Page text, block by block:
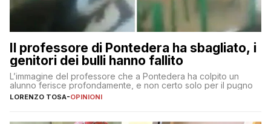
Il professore di Pontedera ha sbagliato, i
genitori dei bulli hanno fallito
L’immagine del professore che a Pontedera ha colpito un
alunno ferisce profondamente, e non certo solo per il pugno
LORENZO TOSA-OPINIONI